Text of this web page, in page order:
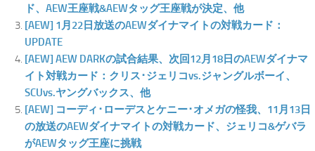
ド、AEW王座戦&AEWタッグ王座戦が決定、他
[AEW] 1月22日放送のAEWダイナマイトの対戦カード：
UPDATE
[AEW] AEW DARKの試合結果、次回12月18日のAEWダイナマ
イト対戦カード：クリス･ジェリコvs.ジャングルボーイ、
SCUvs.ヤングバックス、他
[AEW] コーディ･ローデスとケニー･オメガの怪我、11月13日
の放送のAEWダイナマイトの対戦カード、ジェリコ&ゲバラ
がAEWタッグ王座に挑戦